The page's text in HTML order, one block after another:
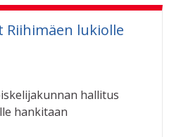
lukiolle
hallitus
hankitaan